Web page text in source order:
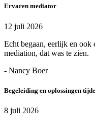
Ervaren mediator
12 juli 2026
Echt begaan, eerlijk en ook
mediation, dat was te zien.
- Nancy Boer
Begeleiding en oplossingen
8 juli 2026